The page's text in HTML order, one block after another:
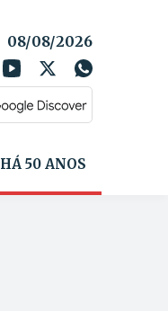
08/08/2026
HÁ 50 ANOS